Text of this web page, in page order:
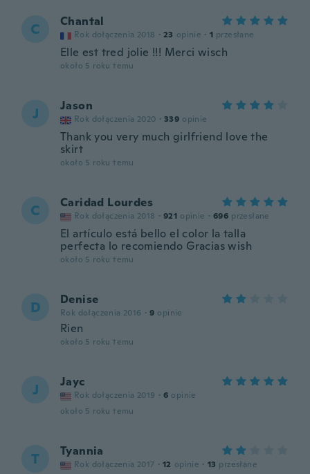
C Chantal
Rok dołączenia 2018 · 23 opinie · 1 przesłane
Elle est tred jolie !!! Merci wisch
około 5 roku temu
J Jason
Rok dołączenia 2020 · 339 opinie
Thank you very much girlfriend love the
skirt
około 5 roku temu
C Caridad Lourdes
Rok dołączenia 2018 · 921 opinie · 696 przesłane
El artículo está bello el color la talla
perfecta lo recomiendo Gracias wish
około 5 roku temu
D Denise
Rok dołączenia 2016 · 9 opinie
Rien
około 5 roku temu
J Jayc
Rok dołączenia 2019 · 6 opinie
około 5 roku temu
T Tyannia
Rok dołączenia 2017 · 12 opinie · 13 przesłane